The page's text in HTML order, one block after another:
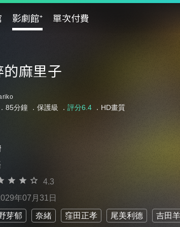
影劇館⁺ 單次付費
麻里子
85分鐘 ． 保護級 ． 評分6.4．HD畫質
4.3
年07月31日
芽郁 奈緒 窪田正孝 尾美利德 吉田羊